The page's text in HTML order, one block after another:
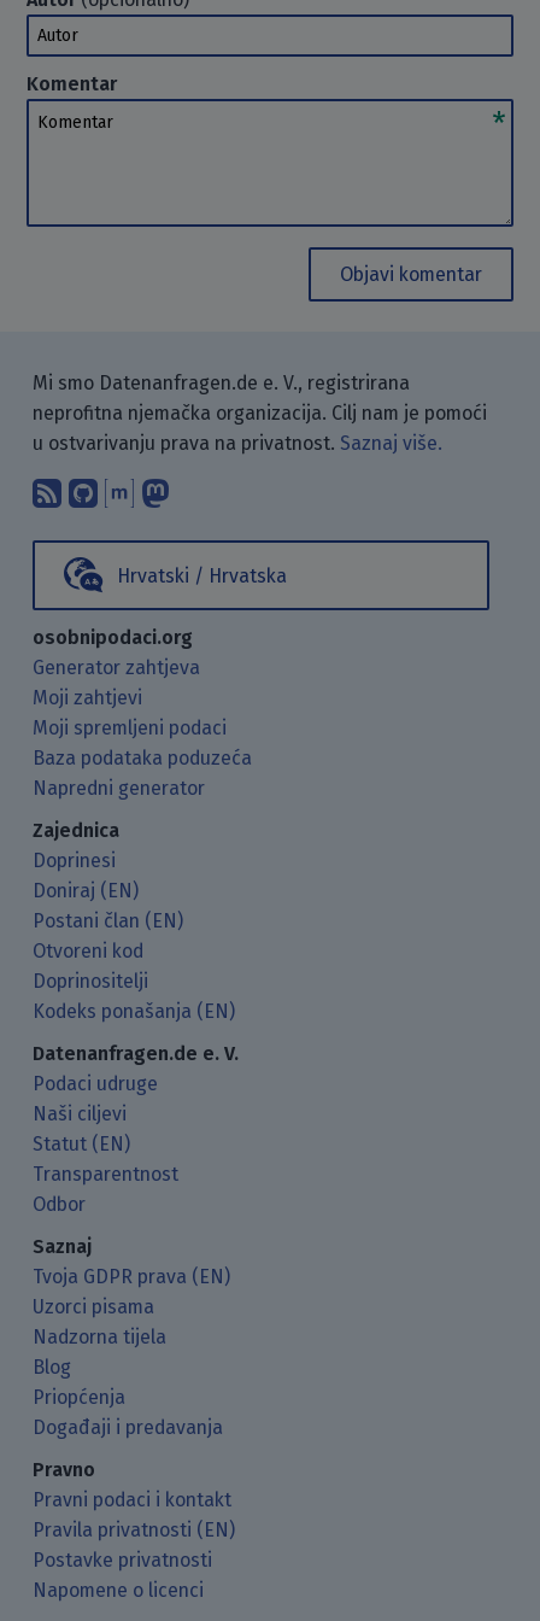
Autor
Komentar
Komentar
Objavi komentar
Mi smo Datenanfragen.de e. V., registrirana
neprofitna njemačka organizacija. Cilj nam je pomoći
u ostvarivanju prava na privatnost. Saznaj više.
Pretplati se na naš blog koristeći
Pronađi nas na GitHubu.
Raspravljaj s nama putem
Hrvatski / Hrvatska
osobnipodaci.org
Generator zahtjeva
Moji zahtjevi
Moji spremljeni podaci
Baza podataka poduzeća
Napredni generator
Zajednica
Doprinesi
Doniraj (EN)
Postani član (EN)
Otvoreni kod
Doprinositelji
Kodeks ponašanja (EN)
Datenanfragen.de e. V.
Podaci udruge
Naši ciljevi
Statut (EN)
Transparentnost
Odbor
Saznaj
Tvoja GDPR prava (EN)
Uzorci pisama
Nadzorna tijela
Blog
Priopćenja
Događaji i predavanja
Pravno
Pravni podaci i kontakt
Pravila privatnosti (EN)
Postavke privatnosti
Napomene o licenci